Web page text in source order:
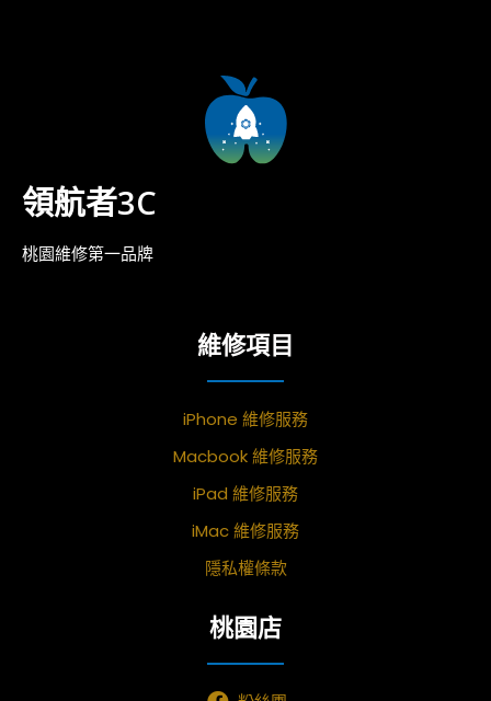
領航者3C
桃園維修第一品牌
維修項目
iPhone 維修服務
Macbook 維修服務
iPad 維修服務
iMac 維修服務
隱私權條款
桃園店